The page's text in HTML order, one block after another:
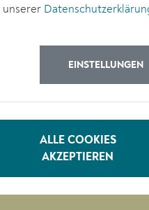
EINSTELLUNGEN
ALLE COOKIES
AKZEPTIEREN